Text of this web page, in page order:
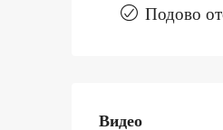
Подово
Видео